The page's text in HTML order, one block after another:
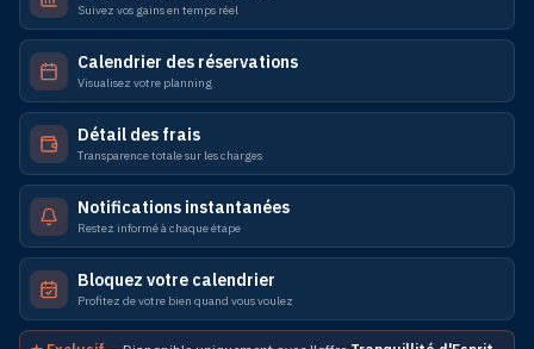
Suivez vos gains en temps réel
Calendrier des réservations
Visualisez votre planning
Détail des frais
Transparence totale sur les charges
Notifications instantanées
Restez informé à chaque étape
Bloquez votre calendrier
Profitez de votre bien quand vous voulez